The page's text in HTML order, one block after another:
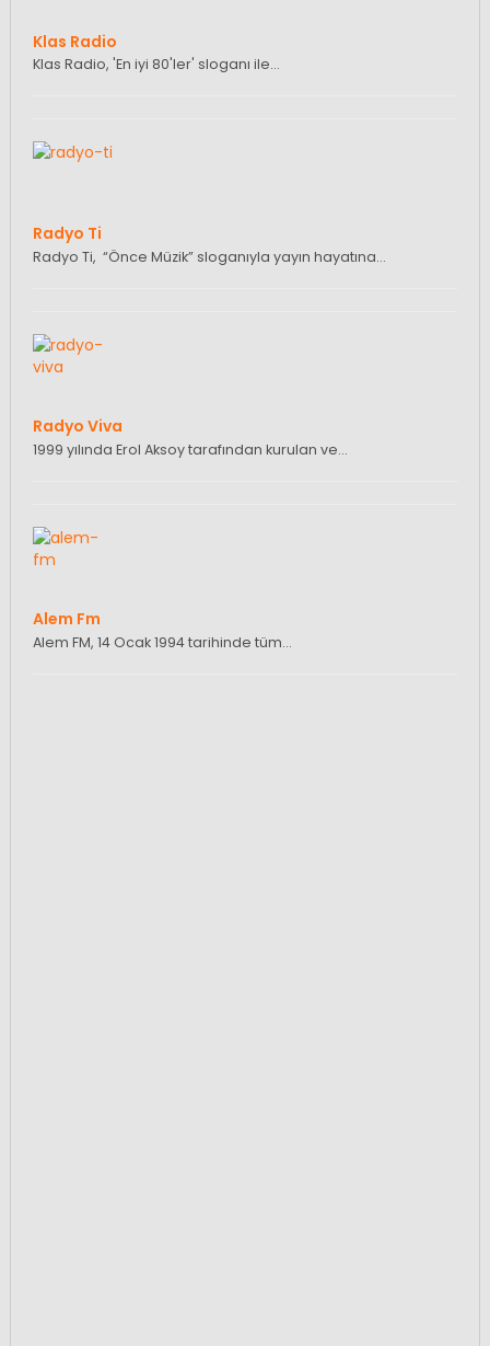
Klas Radio
Klas Radio, 'En iyi 80'ler' sloganı ile…
Radyo Ti
Radyo Ti, “Önce Müzik” sloganıyla yayın hayatına…
Radyo Viva
1999 yılında Erol Aksoy tarafından kurulan ve…
Alem Fm
Alem FM, 14 Ocak 1994 tarihinde tüm…